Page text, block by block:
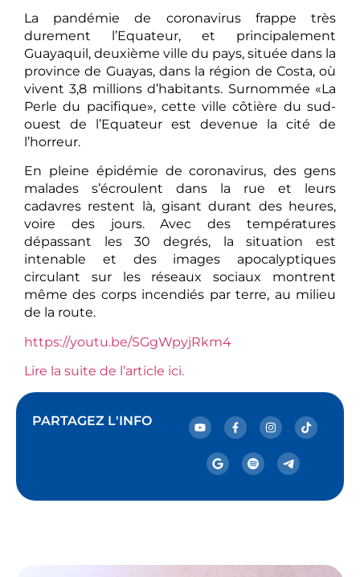
La pandémie de coronavirus frappe très
durement l’Equateur, et principalement
Guayaquil, deuxième ville du pays, située dans la
province de Guayas, dans la région de Costa, où
vivent 3,8 millions d’habitants. Surnommée «La
Perle du pacifique», cette ville côtière du sud-
ouest de l’Equateur est devenue la cité de
l’horreur.
En pleine épidémie de coronavirus, des gens
malades s’écroulent dans la rue et leurs
cadavres restent là, gisant durant des heures,
voire des jours. Avec des températures
dépassant les 30 degrés, la situation est
intenable et des images apocalyptiques
circulant sur les réseaux sociaux montrent
même des corps incendiés par terre, au milieu
de la route.
https://youtu.be/SGgWpyjRkm4
Lire la suite de l’article ici.
PARTAGEZ L'INFO